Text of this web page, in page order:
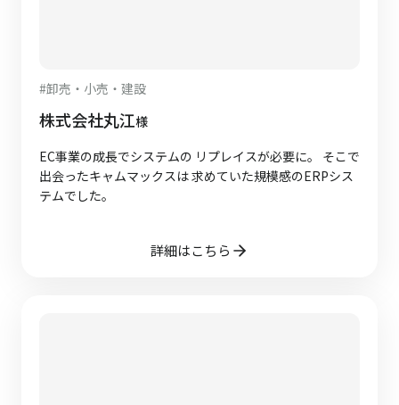
#卸売・小売・建設
株式会社丸江様
EC事業の成長でシステムの リプレイスが必要に。 そこで
出会ったキャムマックスは 求めていた規模感のERPシス
テムでした。
詳細はこちら